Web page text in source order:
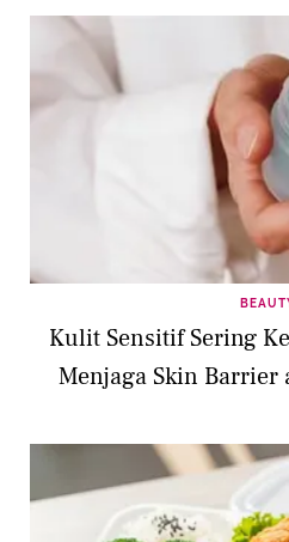
Kulit Sensitif Sering
Menjaga Skin Barrier